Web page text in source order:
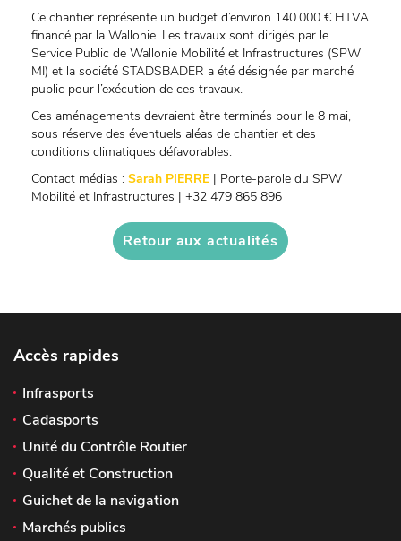
Ce chantier représente un budget d’environ 140.000 € HTVA
financé par la Wallonie. Les travaux sont dirigés par le
Service Public de Wallonie Mobilité et Infrastructures (SPW
MI) et la société STADSBADER a été désignée par marché
public pour l’exécution de ces travaux.
Ces aménagements devraient être terminés pour le 8 mai,
sous réserve des éventuels aléas de chantier et des
conditions climatiques défavorables.
Contact médias : Sarah PIERRE | Porte-parole du SPW
Mobilité et Infrastructures | +32 479 865 896
Retour aux actualités
Accès rapides
Infrasports
Cadasports
Unité du Contrôle Routier
Qualité et Construction
Guichet de la navigation
Marchés publics